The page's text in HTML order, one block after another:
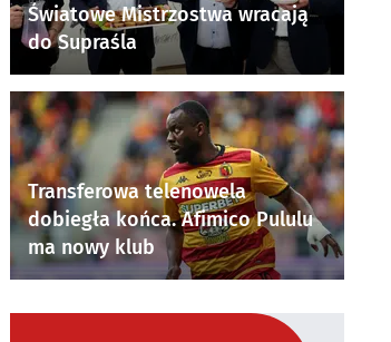
Światowe Mistrzostwa wracają
do Supraśla
Transferowa telenowela
dobiegła końca. Afimico Pululu
ma nowy klub